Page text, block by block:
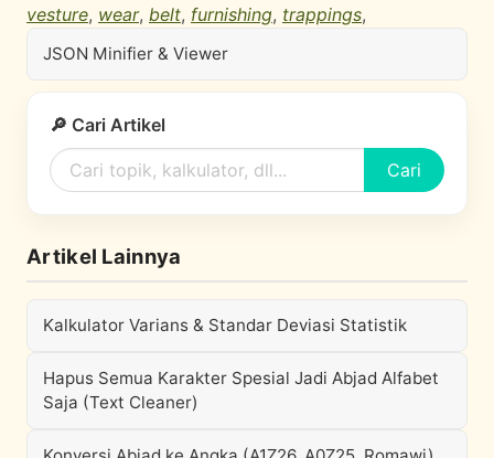
vesture, wear, belt, furnishing, trappings,
JSON Minifier & Viewer
🔎 Cari Artikel
Cari
Artikel Lainnya
Kalkulator Varians & Standar Deviasi Statistik
Hapus Semua Karakter Spesial Jadi Abjad Alfabet
Saja (Text Cleaner)